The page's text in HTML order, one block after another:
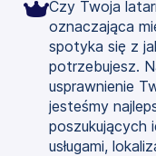
Czy Twoja
oznaczająca
spotyka się z
potrzebujesz.
usprawnienie
jesteśmy
poszukujących
usługami,